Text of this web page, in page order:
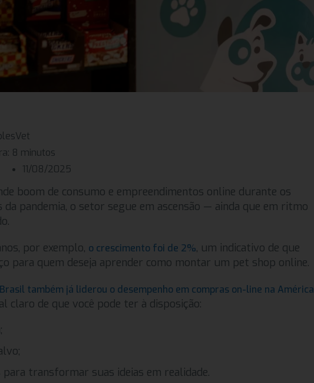
8 minutos
11/08/2025
boom de consumo e empreendimentos online durante os
da pandemia, o setor segue em ascensão — ainda que em ritmo
por exemplo, o crescimento foi de 2%, um indicativo de que
para quem deseja aprender como montar um pet shop online.
também já liderou o desempenho em compras on-line na América
claro de que você pode ter à disposição:
para transformar suas ideias em realidade.